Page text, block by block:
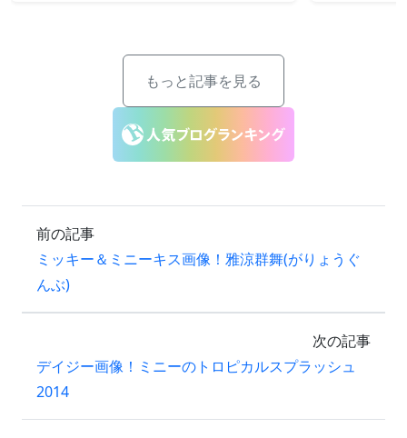
もっと記事を見る
前の記事
ミッキー＆ミニーキス画像！雅涼群舞(がりょうぐ
んぶ)
次の記事
デイジー画像！ミニーのトロピカルスプラッシュ
2014